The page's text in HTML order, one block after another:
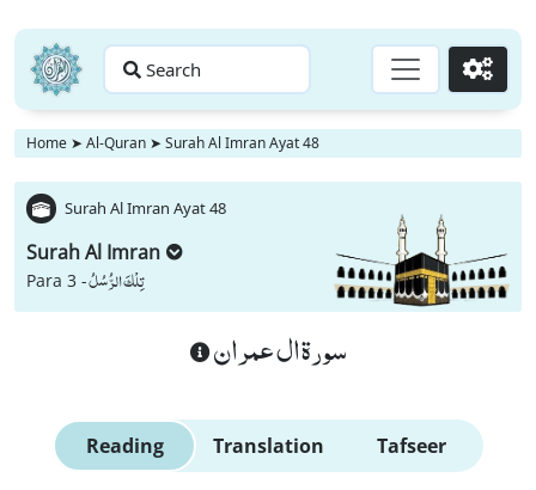
Search Go
Home ➤ Al-Quran ➤ Surah Al Imran Ayat 48
Surah Al Imran Ayat 48
Surah Al Imran
Para 3 -تِلْكَ الرُّسُلُ
سورة ال عمران
Reading Translation Tafseer